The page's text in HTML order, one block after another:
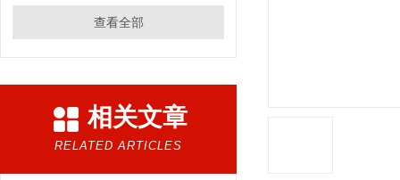
查看全部
相关文章
RELATED ARTICLES